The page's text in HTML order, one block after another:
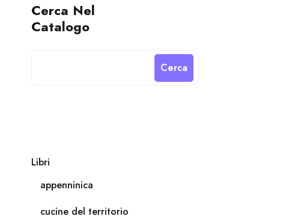
Cerca Nel
Catalogo
Cerca
Libri
appenninica
cucine del territorio